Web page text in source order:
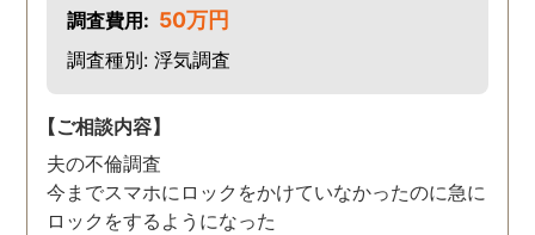
調査費用: 50万円
調査種別: 浮気調査
【ご相談内容】
夫の不倫調査
今までスマホにロックをかけていなかったのに急に
ロックをするようになった